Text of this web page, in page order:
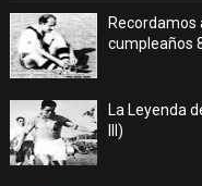
Recordamos
cumpleaños
La Leyenda
III)